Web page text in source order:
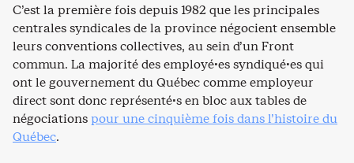
C’est la première fois depuis 1982 que les principales
centrales syndicales de la province négocient ensemble
leurs conventions collectives, au sein d’un Front
commun. La majorité des employé·es syndiqué·es qui
ont le gouvernement du Québec comme employeur
direct sont donc représenté·s en bloc aux tables de
négociationspour une cinquième fois dans l’histoire du
Québec.